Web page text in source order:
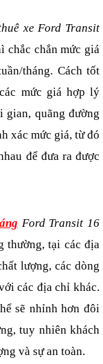
xe Ford Transit
chắc chắn mức giá
tháng. Cách tốt
mức giá hợp lý
quãng đường
xác mức giá, từ đó
để đưa ra được
Ford Transit 16
thường, tại các địa
lượng, các dòng
các địa chỉ khác.
sẽ nhỉnh hơn đôi
tuy nhiên khách
và sự an toàn.